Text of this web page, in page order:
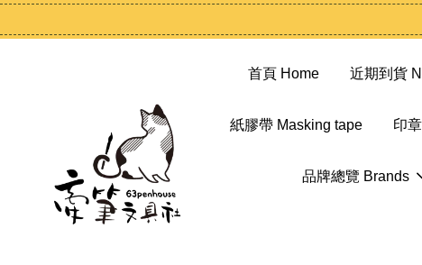
首頁 Home 近期到貨
紙膠帶 Masking tape 印
品牌總覽 Brands